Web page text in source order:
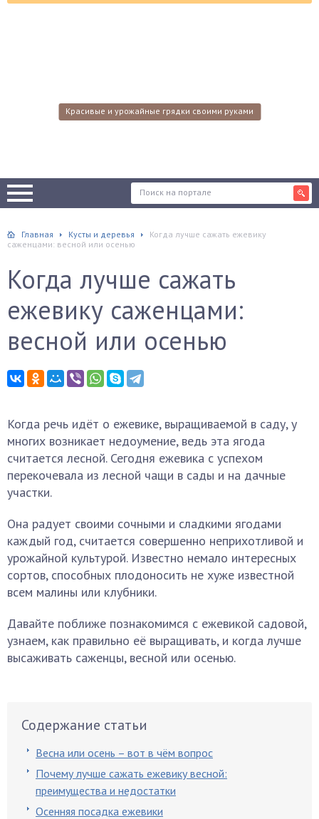
Красивые и урожайные грядки своими руками
Главная Кусты и деревья
Когда лучше сажать ежевику
саженцами: весной или осенью
Когда лучше сажать
ежевику саженцами:
весной или осенью
Когда речь идёт о ежевике, выращиваемой в саду, у
многих возникает недоумение, ведь эта ягода
считается лесной. Сегодня ежевика с успехом
перекочевала из лесной чащи в сады и на дачные
участки.
Она радует своими сочными и сладкими ягодами
каждый год, считается совершенно неприхотливой и
урожайной культурой. Известно немало интересных
сортов, способных плодоносить не хуже известной
всем малины или клубники.
Давайте поближе познакомимся с ежевикой садовой,
узнаем, как правильно её выращивать, и когда лучше
высаживать саженцы, весной или осенью.
Содержание статьи
Весна или осень – вот в чём вопрос
Почему лучше сажать ежевику весной:
преимущества и недостатки
Осенняя посадка ежевики